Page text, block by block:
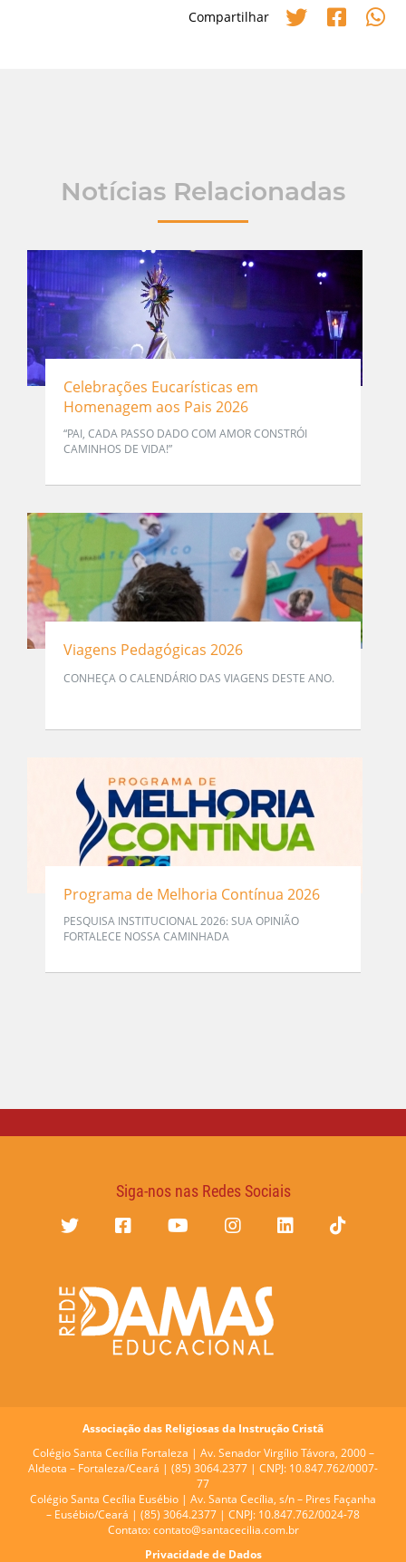
Compartilhar
Notícias Relacionadas
Celebrações Eucarísticas em
Homenagem aos Pais 2026
“PAI, CADA PASSO DADO COM AMOR CONSTRÓI
CAMINHOS DE VIDA!”
Viagens Pedagógicas 2026
CONHEÇA O CALENDÁRIO DAS VIAGENS DESTE ANO.
Programa de Melhoria Contínua 2026
PESQUISA INSTITUCIONAL 2026: SUA OPINIÃO
FORTALECE NOSSA CAMINHADA
Siga-nos nas Redes Sociais
Associação das Religiosas da Instrução Cristã
Colégio Santa Cecília Fortaleza | Av. Senador Virgílio Távora, 2000 –
Aldeota – Fortaleza/Ceará | (85) 3064.2377 | CNPJ: 10.847.762/0007-
77
Colégio Santa Cecília Eusébio | Av. Santa Cecília, s/n – Pires Façanha
– Eusébio/Ceará | (85) 3064.2377 | CNPJ: 10.847.762/0024-78
Contato: contato@santacecilia.com.br
Privacidade de Dados